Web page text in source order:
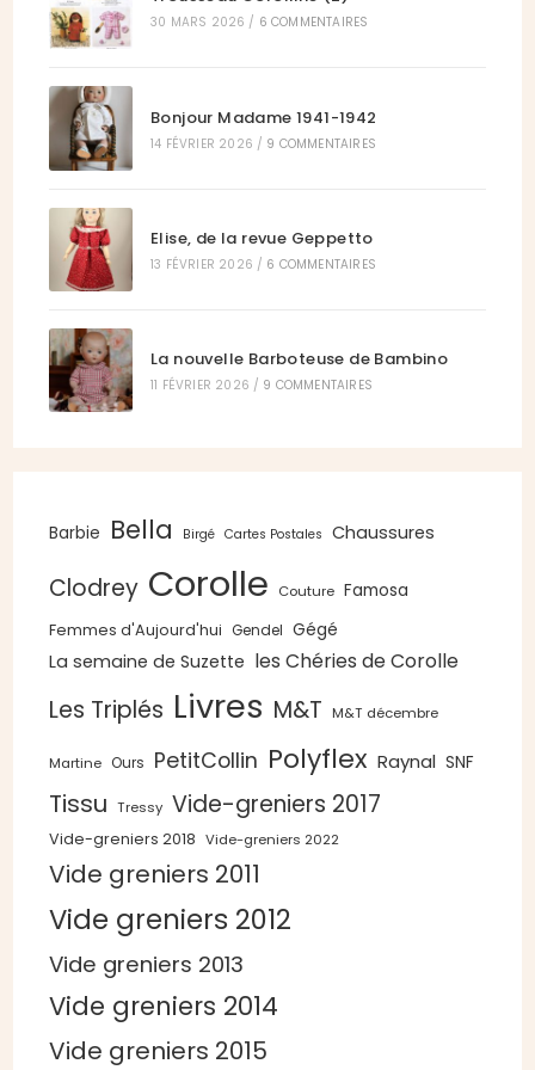
30 MARS 2026 / 6 COMMENTAIRES
Bonjour Madame 1941-1942
14 FÉVRIER 2026 / 9 COMMENTAIRES
Elise, de la revue Geppetto
13 FÉVRIER 2026 / 6 COMMENTAIRES
La nouvelle Barboteuse de Bambino
11 FÉVRIER 2026 / 9 COMMENTAIRES
Barbie Bella Birgé Cartes Postales Chaussures
Clodrey Corolle Couture Famosa
Femmes d'Aujourd'hui Gendel Gégé
La semaine de Suzette les Chéries de Corolle
Les Triplés Livres M&T M&T décembre
Martine Ours PetitCollin Polyflex Raynal SNF
Tissu Tressy Vide-greniers 2017
Vide-greniers 2018 Vide-greniers 2022
Vide greniers 2011
Vide greniers 2012
Vide greniers 2013
Vide greniers 2014
Vide greniers 2015